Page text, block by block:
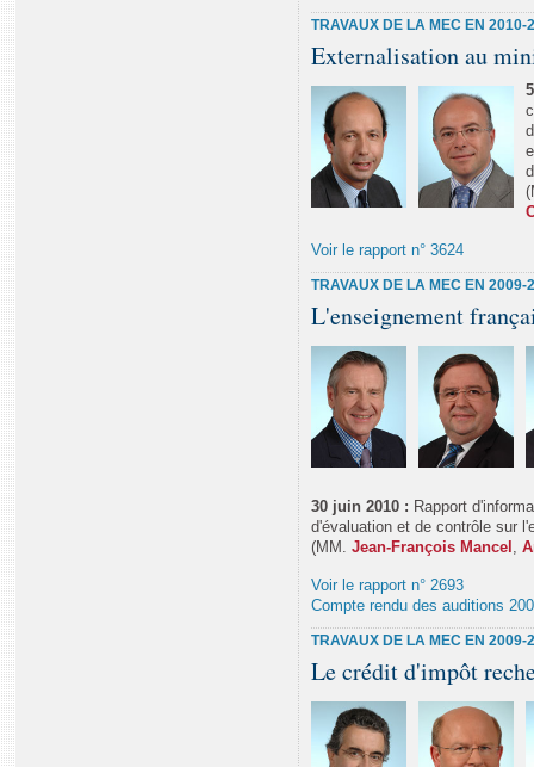
TRAVAUX DE LA MEC EN 2010-
Externalisation au
Voir le rapport n° 3624
TRAVAUX DE LA MEC EN 2009-
L'enseignement
30 juin 2010 : Rapport
d'évaluation et de contrôle sur
(MM. Jean-François Mancel ,
Voir le rapport n° 2693
Compte rendu des auditions
TRAVAUX DE LA MEC EN 2009-
Le crédit d'impôt